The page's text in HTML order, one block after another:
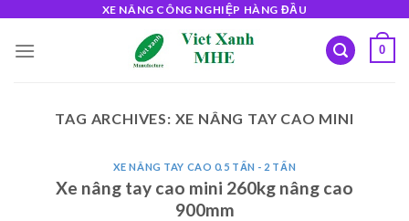
content
XE NÂNG CÔNG NGHIỆP HÀNG ĐẦU
0
TAG ARCHIVES: XE NÂNG TAY CAO MINI
XE NÂNG TAY CAO 0.5 TẤN - 2 TẤN
Xe nâng tay cao mini 260kg nâng cao
900mm